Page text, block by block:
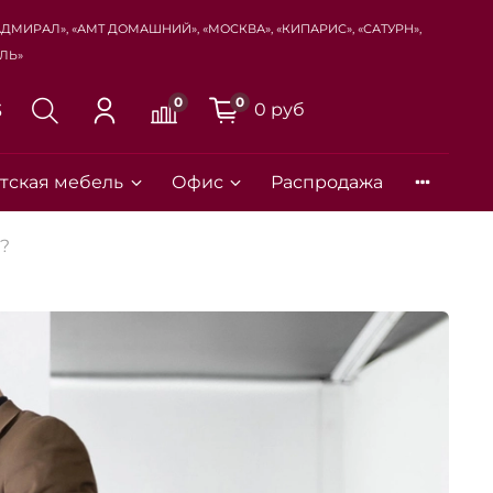
«Амт Домашний», «Москва», «Кипарис», «Сатурн»,
0 0 0 руб
мебель Офис Распродажа